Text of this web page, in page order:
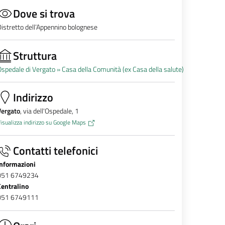
Dove si trova
dell’Appennino bolognese
Struttura
di Vergato »Casa della Comunità (ex Casa della salute)
Indirizzo
, via dell'Ospedale, 1
indirizzo su Google Maps
Contatti telefonici
6749234
6749111